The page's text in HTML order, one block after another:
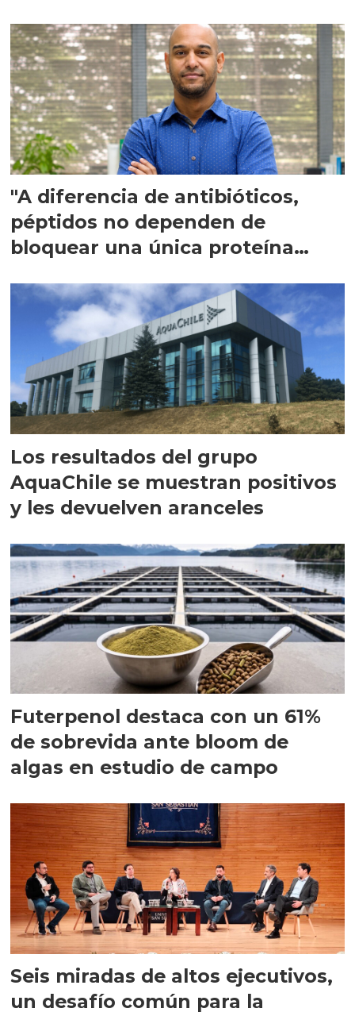
"A diferencia de antibióticos,
péptidos no dependen de
bloquear una única proteína
Los resultados del grupo
AquaChile se muestran positivos
y les devuelven aranceles
Futerpenol destaca con un 61%
de sobrevida ante bloom de
algas en estudio de campo
Seis miradas de altos ejecutivos,
un desafío común para la